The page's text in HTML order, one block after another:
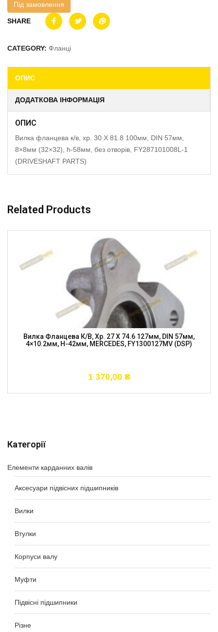
Категорії
Елементи карданних валів
Аксесуари підвісних підшипників
Вилки
Втулки
Корпуси валу
Муфти
Підвісні підшипники
Різне
Під замовлення
SHARE
CATEGORY: Фланці
ОПИС
ДОДАТКОВА ІНФОРМАЦІЯ
ОПИС
Вилка фланцева к/в, хр. 30 X 81.8 100мм, DIN 57мм,
8×8мм (32×32), h-58мм, без отворів, FY287101008L-1
(DRIVESHAFT PARTS)
Related Products
Вилка Фланцева К/в, Хр. 27 X 74.6 127мм, DIN 57мм,
4×10.2мм, H-42мм, MERCEDES, FY1300127MV (DSP)
1 370,00 ₴